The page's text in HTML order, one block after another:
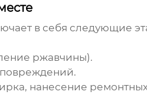
в себя следующие
ржавчины).
повреждений.
нанесение ремонтных